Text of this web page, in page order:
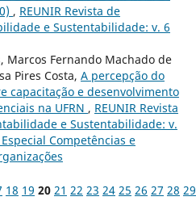
, REUNIR Revista de
e Sustentabilidade: v. 6
Marcos Fernando Machado de
Pires Costa, A percepção do
capacitação e desenvolvimento
na UFRN , REUNIR Revista
e Sustentabilidade: v.
Competências e
18 19 20 21 22 23 24 25 26 27 28 29